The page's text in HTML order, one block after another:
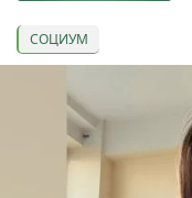
СОЦИУМ